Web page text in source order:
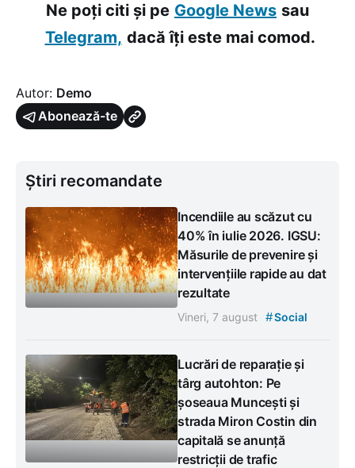
Ne poți citi și pe Google News sau
Telegram, dacă îți este mai comod.
Autor: Demo
Abonează-te
Știri recomandate
Incendiile au scăzut cu
40% în iulie 2026. IGSU:
Măsurile de prevenire și
intervențiile rapide au dat
rezultate
Vineri, 7 august #Social
Lucrări de reparație și
târg autohton: Pe
șoseaua Muncești și
strada Miron Costin din
capitală se anunță
restricții de trafic